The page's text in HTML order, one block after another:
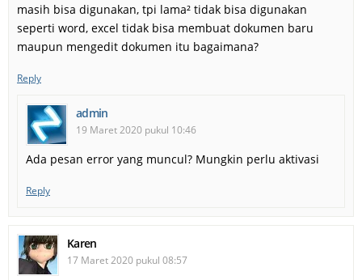
masih bisa digunakan, tpi lama² tidak bisa digunakan
seperti word, excel tidak bisa membuat dokumen baru
maupun mengedit dokumen itu bagaimana?
Reply
admin
19 Maret 2020 pukul 10:46
Ada pesan error yang muncul? Mungkin perlu aktivasi
Reply
Karen
17 Maret 2020 pukul 08:57